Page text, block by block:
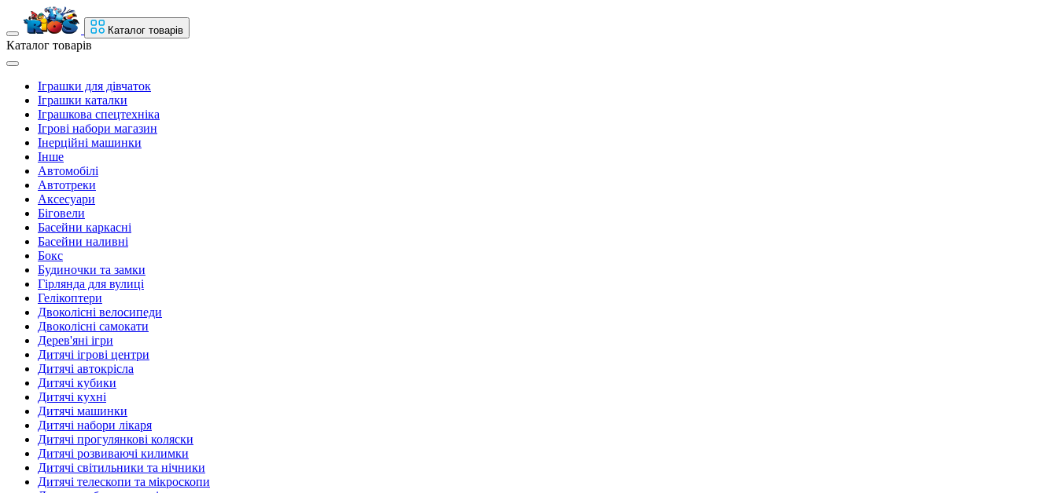
Каталог товарів
Каталог товарів
Іграшки для дівчаток
Іграшки каталки
Іграшкова спецтехніка
Ігрові набори магазин
Інерційні машинки
Інше
Автомобілі
Автотреки
Аксесуари
Біговели
Басейни каркасні
Басейни наливні
Бокс
Будиночки та замки
Гірлянда для вулиці
Гелікоптери
Двоколісні велосипеди
Двоколісні самокати
Дерев'яні ігри
Дитячі ігрові центри
Дитячі автокрісла
Дитячі кубики
Дитячі кухні
Дитячі машинки
Дитячі набори лікаря
Дитячі прогулянкові коляски
Дитячі розвиваючі килимки
Дитячі світильники та нічники
Дитячі телескопи та мікроскопи